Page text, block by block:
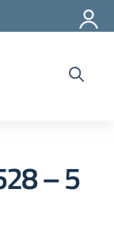
– 5